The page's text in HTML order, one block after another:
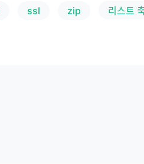
ssl zip 리스트